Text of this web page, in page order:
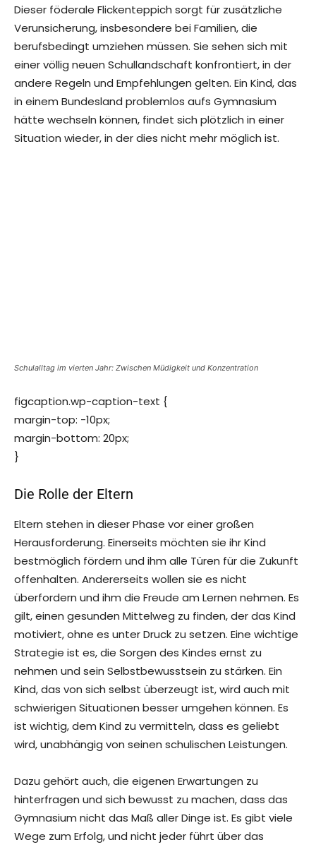
Dieser föderale Flickenteppich sorgt für zusätzliche
Verunsicherung, insbesondere bei Familien, die
berufsbedingt umziehen müssen. Sie sehen sich mit
einer völlig neuen Schullandschaft konfrontiert, in der
andere Regeln und Empfehlungen gelten. Ein Kind, das
in einem Bundesland problemlos aufs Gymnasium
hätte wechseln können, findet sich plötzlich in einer
Situation wieder, in der dies nicht mehr möglich ist.
Schulalltag im vierten Jahr: Zwischen Müdigkeit und Konzentration
figcaption.wp-caption-text {
margin-top: -10px;
margin-bottom: 20px;
}
Die Rolle der Eltern
Eltern stehen in dieser Phase vor einer großen
Herausforderung. Einerseits möchten sie ihr Kind
bestmöglich fördern und ihm alle Türen für die Zukunft
offenhalten. Andererseits wollen sie es nicht
überfordern und ihm die Freude am Lernen nehmen. Es
gilt, einen gesunden Mittelweg zu finden, der das Kind
motiviert, ohne es unter Druck zu setzen. Eine wichtige
Strategie ist es, die Sorgen des Kindes ernst zu
nehmen und sein Selbstbewusstsein zu stärken. Ein
Kind, das von sich selbst überzeugt ist, wird auch mit
schwierigen Situationen besser umgehen können. Es
ist wichtig, dem Kind zu vermitteln, dass es geliebt
wird, unabhängig von seinen schulischen Leistungen.
Dazu gehört auch, die eigenen Erwartungen zu
hinterfragen und sich bewusst zu machen, dass das
Gymnasium nicht das Maß aller Dinge ist. Es gibt viele
Wege zum Erfolg, und nicht jeder führt über das